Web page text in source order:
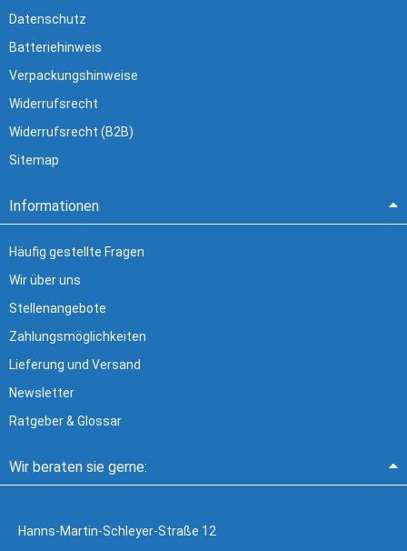
Datenschutz
Batteriehinweis
Verpackungshinweise
Widerrufsrecht
Widerrufsrecht (B2B)
Sitemap
Informationen
Häufig gestellte Fragen
Wir über uns
Stellenangebote
Zahlungsmöglichkeiten
Lieferung und Versand
Newsletter
Ratgeber & Glossar
Wir beraten sie gerne:
Hanns-Martin-Schleyer-Straße 12